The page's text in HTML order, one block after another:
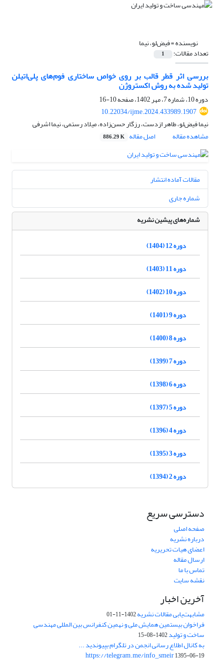
نویسنده =فیض‌لو، نیما
تعداد مقالات: 1
بررسی اثر قطر قالب بر روی خواص ساختاری فوم‌های پلی‌اتیلن
تولید شده به روش اکستروژن
دوره 10، شماره 7، مهر 1402، صفحه
10-16
10.22034/ijme.2024.433989.1907
نیما فیض‌لو، طاهر ازدست، رزگار حسن‌زاده، میلاد رستمی، نیما اشرفی
مشاهده مقاله
اصل مقاله 886.29 K
مقالات آماده انتشار
شماره جاری
شماره‌های پیشین نشریه
دوره 12 (1404)
دوره 11 (1403)
دوره 10 (1402)
دوره 9 (1401)
دوره 8 (1400)
دوره 7 (1399)
دوره 6 (1398)
دوره 5 (1397)
دوره 4 (1396)
دوره 3 (1395)
دوره 2 (1394)
دسترسی سریع
صفحه اصلی
درباره نشریه
اعضای هیات تحریریه
ارسال مقاله
تماس با ما
نقشه سایت
آخرین اخبار
مشابهت‌یابی مقالات نشریه1402-11-01
فراخوان بیستمین همایش ملی و نهمین کنفرانس بین المللی مهندسی
ساخت و تولید1402-08-15
به کانال اطلاع رسانی انجمن در تلگرام بپیوندید ...
https://telegram.me/info_smeir1395-06-19